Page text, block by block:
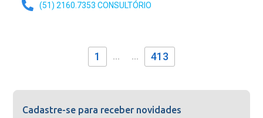
(51) 2160.7353 CONSULTÓRIO
1 ... ... 413
Cadastre-se para receber novidades